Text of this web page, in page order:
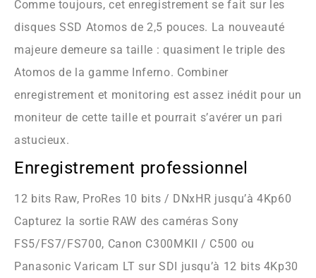
Comme toujours, cet enregistrement se fait sur les
disques SSD Atomos de 2,5 pouces. La nouveauté
majeure demeure sa taille : quasiment le triple des
Atomos de la gamme Inferno. Combiner
enregistrement et monitoring est assez inédit pour un
moniteur de cette taille et pourrait s’avérer un pari
astucieux.
Enregistrement professionnel
12 bits Raw, ProRes 10 bits / DNxHR jusqu’à 4Kp60
Capturez la sortie RAW des caméras Sony
FS5/FS7/FS700, Canon C300MKII / C500 ou
Panasonic Varicam LT sur SDI jusqu’à 12 bits 4Kp30